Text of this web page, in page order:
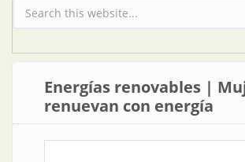
Formulario de búsqueda
Energías renovables |
renuevan con energía